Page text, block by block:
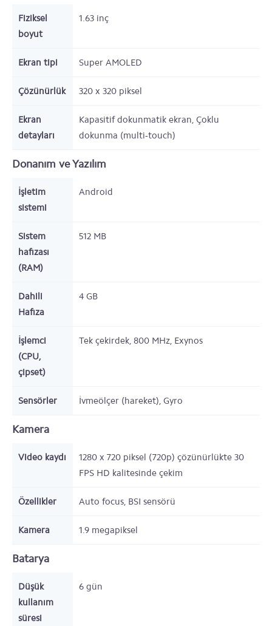
Fiziksel
boyut
1.63 inç
Ekran tipi Super AMOLED
Çözünürlük 320 x 320 piksel
Ekran
detayları
Kapasitif dokunmatik ekran, Çoklu
dokunma (multi-touch)
Donanım ve Yazılım
İşletim
sistemi
Android
Sistem
hafızası
(RAM)
512 MB
Dahili
Hafıza
4 GB
İşlemci
(CPU,
çipset)
Tek çekirdek, 800 MHz, Exynos
Sensörler İvmeölçer (hareket), Gyro
Kamera
Video kaydı
1280 x 720 piksel (720p) çözünürlükte 30
FPS HD kalitesinde çekim
Özellikler Auto focus, BSI sensörü
Kamera 1.9 megapiksel
Batarya
Düşük
kullanım
süresi
6 gün